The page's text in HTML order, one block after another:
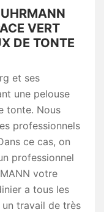
VERT
DE TONTE
et ses
une pelouse
tonte. Nous
professionnels
ce cas, on
professionnel
votre
a tous les
travail de très